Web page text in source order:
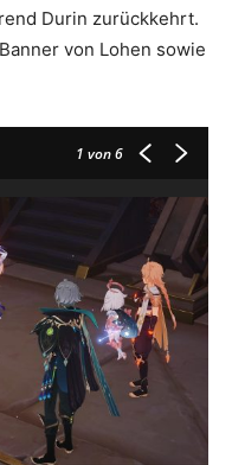
Durin zurückkehrt.
von Lohen sowie
1 von 6